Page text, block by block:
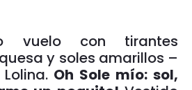
vuelo con tirantes
y soles amarillos –
Oh Sole mío: sol,